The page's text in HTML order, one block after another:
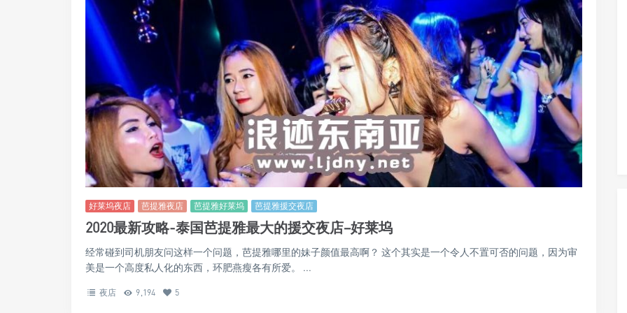
好莱坞夜店 芭提雅夜店 芭提雅好莱坞 芭提雅援交夜店
2020最新攻略-泰国芭提雅最大的援交夜店–好莱坞
经常碰到司机朋友问这样一个问题，芭提雅哪里的妹子颜值最高啊？ 这个其实是一个令人不置可否的问题，因为审
美是一个高度私人化的东西，环肥燕瘦各有所爱。 ...
夜店 9,194 5